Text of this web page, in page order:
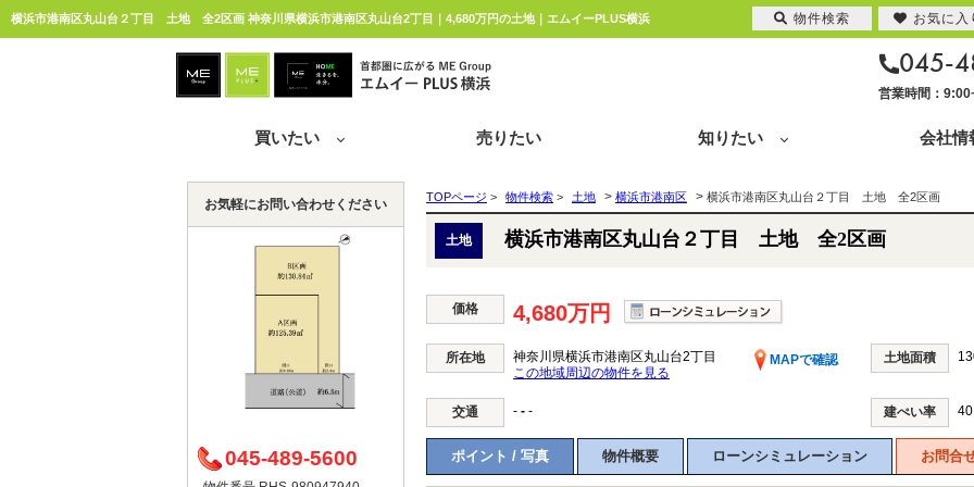
横浜市港南区丸山台２丁目 土地 全2区画 神奈川県横浜市港南区丸山台2丁目｜4,680万円の土地｜エムイーPLUS横浜
045-
営業時間：
買いたい 売りたい 知りたい 会社情
TOPページ > 物件検索 > 土地 > 横浜市港南区 > 横浜市港南区丸山台２丁目 土地 全2区画
土地 横浜市港南区丸山台２丁目 土地 全2区画
価格 4,680万円
所在地 神奈川県横浜市港南区丸山台2丁目
MAPで確認
この地域周辺の物件を見る
土地面積
交通 - - - 建ぺい率
ポイント / 写真 物件概要 ローンシミュレーション お問合
お気軽にお問い合わせください
045-489-5600
物件検索 お気に入